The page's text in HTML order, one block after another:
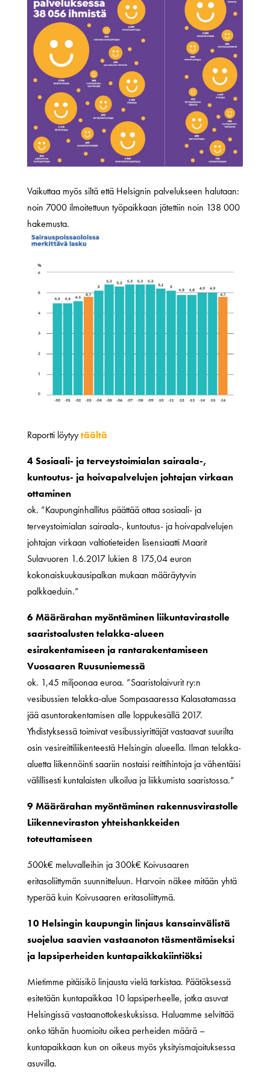
Vaikuttaa myös siltä että Helsignin palvelukseen halutaan:
noin 7000 ilmoitettuun työpaikkaan jätettiin noin 138 000
hakemusta.
Raportti löytyytäältä
4 Sosiaali- ja terveystoimialan sairaala-,
kuntoutus- ja hoivapalvelujen johtajan virkaan
ottaminen
ok. ”Kaupunginhallitus päättää ottaa sosiaali- ja
terveystoimialan sairaala-, kuntoutus- ja hoivapalvelujen
johtajan virkaan valtiotieteiden lisensiaatti Maarit
Sulavuoren 1.6.2017 lukien 8 175,04 euron
kokonaiskuukausipalkan mukaan määräytyvin
palkkaeduin.”
6 Määrärahan myöntäminen liikuntavirastolle
saaristoalusten telakka-alueen
esirakentamiseen ja rantarakentamiseen
Vuosaaren Ruusuniemessä
ok. 1,45 miljoonaa euroa. ”Saaristolaivurit ry:n
vesibussien telakka-alue Sompasaaressa Kalasatamassa
jää asuntorakentamisen alle loppukesällä 2017.
Yhdistyksessä toimivat vesibussiyrittäjät vastaavat suurilta
osin vesireittiliikenteestä Helsingin alueella. Ilman telakka-
aluetta liikennöinti saariin nostaisi reittihintoja ja vähentäisi
välillisesti kuntalaisten ulkoilua ja liikkumista saaristossa.”
9 Määrärahan myöntäminen rakennusvirastolle
Liikenneviraston yhteishankkeiden
toteuttamiseen
500k€ meluvalleihin ja 300k€ Koivusaaren
eritasoliittymän suunnitteluun. Harvoin näkee mitään yhtä
typerää kuin Koivusaaren eritasoliittymä.
10 Helsingin kaupungin linjaus kansainvälistä
suojelua saavien vastaanoton täsmentämiseksi
ja lapsiperheiden kuntapaikkakiintiöksi
Mietimme pitäisikö linjausta vielä tarkistaa. Päätöksessä
esitetään kuntapaikkaa 10 lapsiperheelle, jotka asuvat
Helsingissä vastaanottokeskuksissa. Haluamme selvittää
onko tähän huomioitu oikea perheiden määrä –
kuntapaikkaan kun on oikeus myös yksityismajoituksessa
asuvilla.